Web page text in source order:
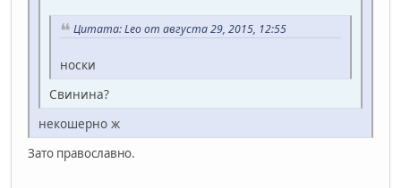
Цитата: Leo от августа 29, 2015, 12:55
носки
Свинина?
некошерно ж
Зато православно.